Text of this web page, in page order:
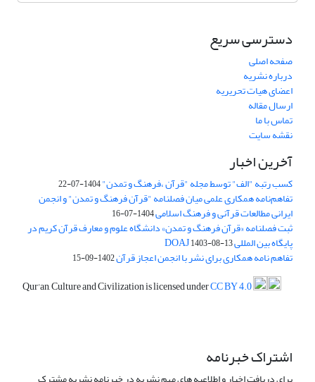
دسترسی سریع
صفحه اصلی
درباره نشریه
اعضای هیات تحریریه
ارسال مقاله
تماس با ما
نقشه سایت
آخرین اخبار
کسب رتبه "الف" توسط مجله "قرآن ،فرهنگ و تمدن"1404-07-22
تفاهم‌نامه همکاری علمی میان فصلنامه "قرآن فرهنگ و تمدن" و انجمن
ایرانی مطالعات قرآنی و فرهنگ اسلامی1404-07-16
ثبت فصلنامه «قرآن فرهنگ و تمدن» دانشگاه علوم و معارف قرآن کریم در
پایگاه بین المللی DOAJ1403-08-13
تفاهم نامه همکاری برای نشر با انجمن اعجاز قرآن1402-09-15
Qur'an, Culture and Civilization is licensed underCC BY 4.0
اشتراک خبرنامه